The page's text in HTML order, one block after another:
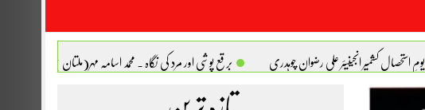
یومِ استحصالِ کشمیر انجینیئر علی رضوان چوہدری برقع پوشی اور مرد کی نگاہ . محمد اسامہ مہر(ملتان )